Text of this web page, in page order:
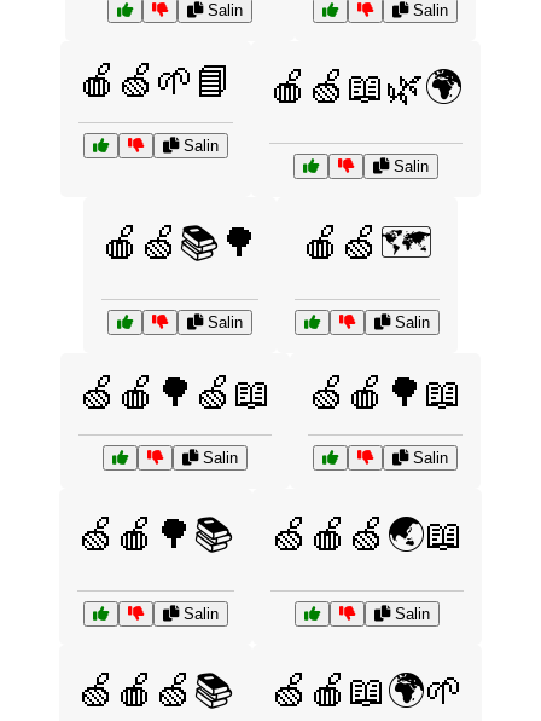
Salin Salin
🍎🍏🌱📘
Salin
🍎🍏📖🌿🌍
Salin
🍎🍏📚🌳
Salin
🍎🍏🗺️
Salin
🍏🍎🌳🍏📖
Salin
🍏🍎🌳📖
Salin
🍏🍎🌳📚
Salin
🍏🍎🍏🌏📖
Salin
🍏🍎🍏📚 🍏🍎📖🌍🌱